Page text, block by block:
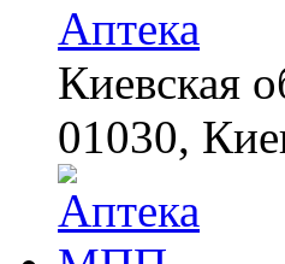
Аптека
Киевская
01030,